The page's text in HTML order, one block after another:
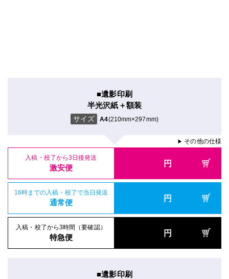
■遺影印刷
半光沢紙＋額装
サイズ A4(210mm×297mm)
▶ その他の仕様
入稿・校了から3日後発送
激安便 円
16時までの入稿・校了で当日発送
通常便 円
入稿・校了から3時間（要確認）
特急便 円
■遺影印刷